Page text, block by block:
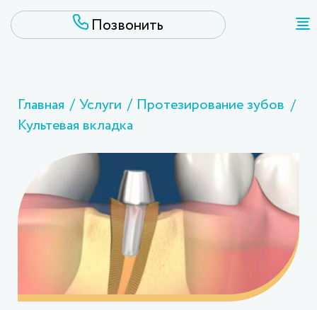
Главная Услуги
Протезирование зубов
Культевая вкладка